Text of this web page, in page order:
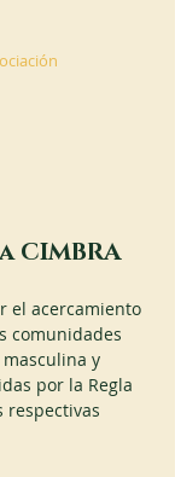
CIMBRA
el acercamiento
comunidades
y
por la Regla
respectivas